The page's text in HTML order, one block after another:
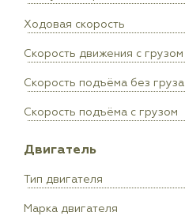
Ходовая скорость
Скорость движения с грузом
Скорость подъёма без груза
Скорость подъёма с грузом
Двигатель
Тип двигателя
Марка двигателя